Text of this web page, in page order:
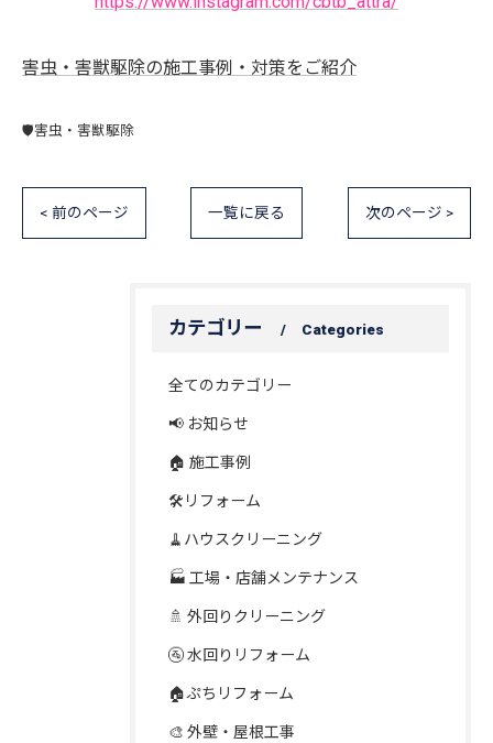
害虫・害獣駆除の施工事例・対策をご紹介
🛡️害虫・害獣駆除
< 前のページ 一覧に戻る 次のページ >
カテゴリー Categories
全てのカテゴリー
📢 お知らせ
🏠 施工事例
🛠️リフォーム
🧹ハウスクリーニング
🏭 工場・店舗メンテナンス
🚿 外回りクリーニング
🚰 水回りリフォーム
🏠ぷちリフォーム
🎨 外壁・屋根工事